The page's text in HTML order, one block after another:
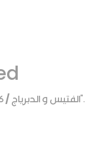
الفتيس و".